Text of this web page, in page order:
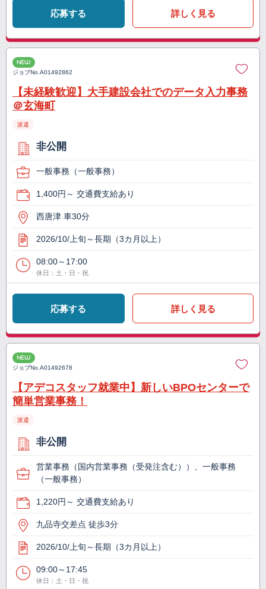
応募する 詳しく見る
NEW
ジョブNo.A01492862
【未経験歓迎】大手建設会社でのデータ入力事務
＠玄海町
派遣
非公開
一般事務（一般事務）
1,400円～ 交通費支給あり
西唐津 車30分
2026/10/上旬～長期（3カ月以上）
08:00～17:00
休日：土・日・祝
応募する 詳しく見る
NEW
ジョブNo.A01492678
【アデコスタッフ就業中】新しいBPOセンターで
簡単営業事務！
派遣
非公開
営業事務（国内営業事務（受発注含む））、一般事務
（一般事務）
1,220円～ 交通費支給あり
九品寺交差点 徒歩3分
2026/10/上旬～長期（3カ月以上）
09:00～17:45
休日：土・日・祝